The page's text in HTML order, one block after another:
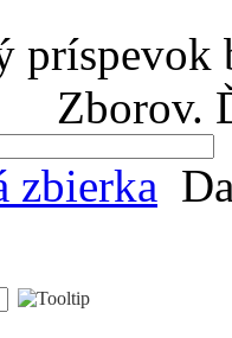
príspevok
Zborov.
zbierka